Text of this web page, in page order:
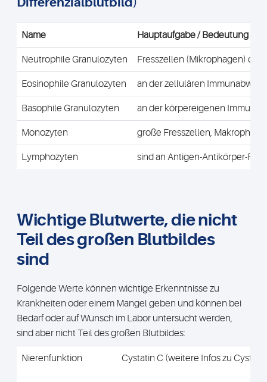
Name Hauptaufgabe / Bedeutung
Neutrophile Granulozyten Fresszellen (Mikrophagen) die
Eosinophile Granulozyten an der zellulären
Basophile Granulozyten an der körpereigenen
Monozyten große Fresszellen,
Lymphozyten sind an Antigen-Antikörper-
Wichtige Blutwerte, die nicht
Teil des großen Blutbildes
sind
Folgende Werte können wichtige Erkenntnisse zu
Krankheiten oder einem Mangel geben und können bei
Bedarf oder auf Wunsch im Labor untersucht werden,
sind aber nicht Teil des großen Blutbildes:
Nierenfunktion Cystatin C (weitere Infos zu